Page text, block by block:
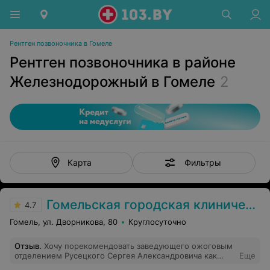
Рентген позвоночника в Гомеле
Рентген позвоночника в районе
Железнодорожный в Гомеле 2
Карта Фильтры
4.7 Гомельская городская клиническая больница №1
Гомель, ул. Дворникова, 80 Круглосуточно
Отзыв. Хочу порекомендовать заведующего ожоговым
отделением Русецкого Сергея Александровича как
Еще